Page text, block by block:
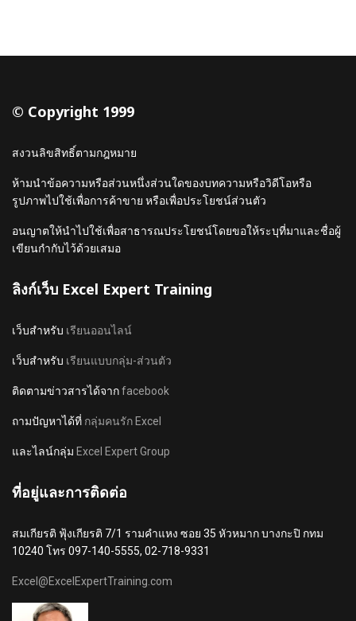
© Copyright 1999
สงวนลิขสิทธิ์ตามกฎหมาย
ห้ามนำข้อความหรือส่วนหนึ่งส่วนใดของบทความหรือวิดีโอหรือ
รูปภาพไปใช้เพื่อการค้าขาย หรือเพื่อประโยชน์ส่วนตัว
อนญาตให้นำไปใช้เพื่อสาธารณประโยชน์โดยขอให้ระบุที่มาและชื่อผู้
เขียนกำกับไว้ด้วยเสมอ
ลิงก์เว็บ Excel Expert Training
เว็บสำหรับ เรียนออนไลน์
เว็บสำหรับ เรียนแบบกลุ่ม-ส่วนตัว
ติดตามข่าวสารได้จากfacebook
ถามปัญหาได้ที่ กลุ่มคนรัก Excel
และไลน์กลุ่ม Excel Expert Group
ที่อยู่และการติดต่อ
สมเกียรติ ฟุ้งเกียรติ 7/1 รามคำแหง ซอย 35 หัวหมาก บางกะปิ กทม
10240 โทร 097-140-5555, 02-718-9331
Excel@ExcelExpertTraining.com